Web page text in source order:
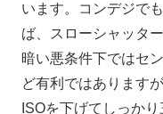
います。コンデジで
ば、スローシャッタ
暗い悪条件下ではセ
ど有利ではあります
ISOを下げてしっか